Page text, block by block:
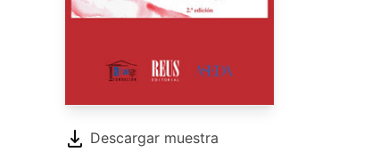
Descargar muestra